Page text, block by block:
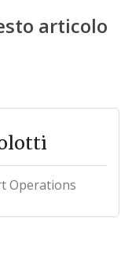
articolo
Operations